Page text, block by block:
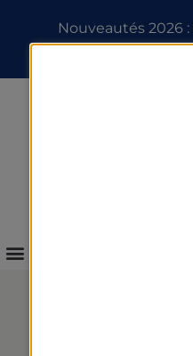
Nouveautés 2026 :